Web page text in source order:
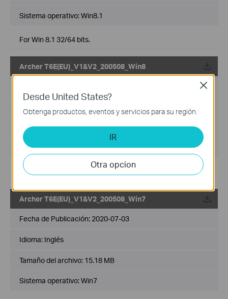
Sistema operativo: Win8.1
For Win 8.1 32/64 bits.
Archer T6E(EU)_V1&V2_200508_Win8
Tamaño del archivo:14.65 MB
Sistema operativo: Win8
For Win 8 32/64 bits.
Archer T6E(EU)_V1&V2_200508_Win7
Fecha de Publicación: 2020-07-03
Idioma: Inglés
Tamaño del archivo: 15.18 MB
Sistema operativo: Win7
Desde United States?
Obtenga productos, eventos y servicios para su región.
IR
Otra opcion
Close